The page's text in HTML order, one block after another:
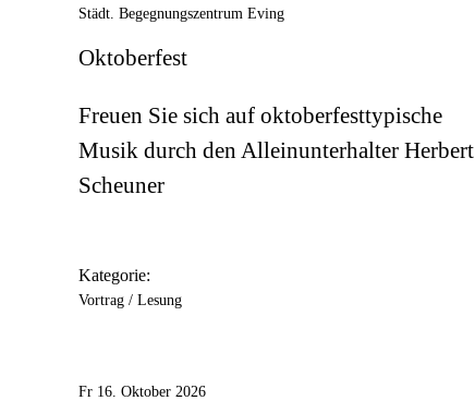
Städt. Begegnungszentrum Eving
Oktoberfest
Freuen Sie sich auf oktoberfesttypische
Musik durch den Alleinunterhalter Herbert
Scheuner
Kategorie:
Vortrag / Lesung
Fr 16. Oktober 2026